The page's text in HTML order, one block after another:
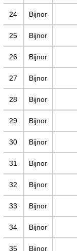
24 Bijnor
25 Bijnor
26 Bijnor
27 Bijnor
28 Bijnor
29 Bijnor
30 Bijnor
31 Bijnor
32 Bijnor
33 Bijnor
34 Bijnor
35 Bijnor